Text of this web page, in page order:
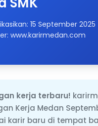
15 September 2025
www.karirmedan.com
kerja terbaru!
Kerja Medan
karir baru di tempat